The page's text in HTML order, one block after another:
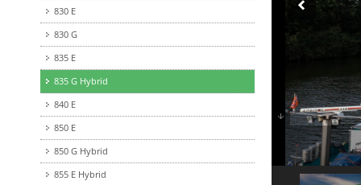
830 E
830 G
835 E
835 G Hybrid
840 E
850 E
850 G Hybrid
855 E Hybrid